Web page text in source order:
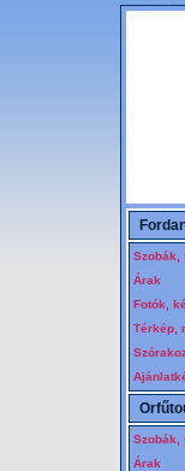
Szobák,
Árak
Fotók,
Térkép,
Szobák,
Árak